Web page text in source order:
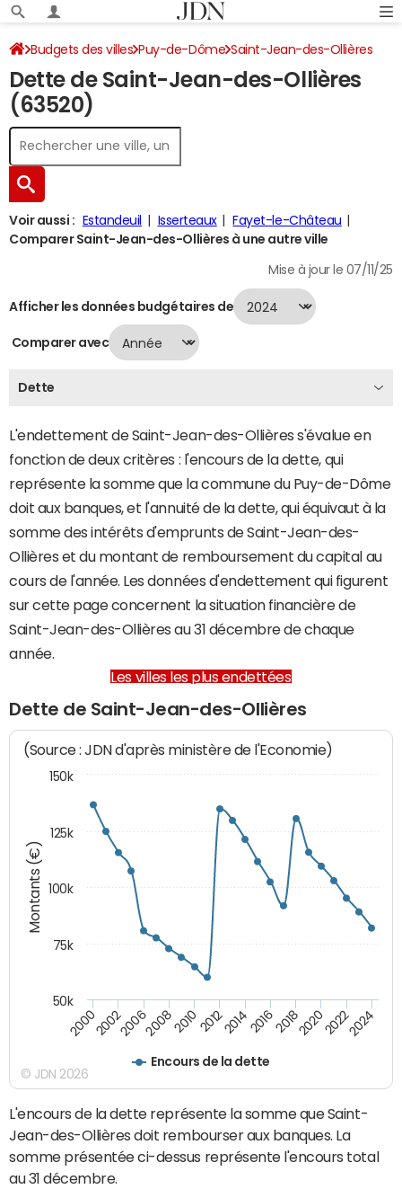
Budgets des villes Puy-de-Dôme Saint-Jean-des-Ollières
Dette au 31/12/2024
Dette de Saint-Jean-des-Ollières
(63520)
Voir aussi : Estandeuil Isserteaux
Fayet-le-Château
Comparer Saint-Jean-des-Ollières à une autre ville
Mise à jour le 07/11/25
Afficher les données budgétaires de
Comparer avec
Dette
L'endettement de Saint-Jean-des-Ollières s'évalue en
fonction de deux critères : l'encours de la dette, qui
représente la somme que la commune du Puy-de-Dôme
doit aux banques, et l'annuité de la dette, qui équivaut à la
somme des intérêts d'emprunts de Saint-Jean-des-
Ollières et du montant de remboursement du capital au
cours de l'année. Les données d'endettement qui figurent
sur cette page concernent la situation financière de
Saint-Jean-des-Ollières au 31 décembre de chaque
année.
Les villes les plus endettées
Dette de Saint-Jean-des-Ollières
Montants (€)
(Source : JDN d'après ministère de l'Economie)
Encours de la dette
200020022006200820102012201420162018202020222024
100k
50k
75k
125k
150k
© JDN 2026
L'encours de la dette représente la somme que Saint-
Jean-des-Ollières doit rembourser aux banques. La
somme présentée ci-dessus représente l'encours total
au 31 décembre.